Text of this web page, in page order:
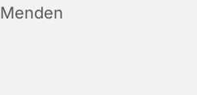
Menden